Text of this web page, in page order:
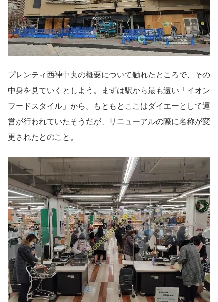
プレンティ西神中央の概要について触れたところで、その
中身を見ていくとしよう。まずは駅から最も遠い「イオン
フードスタイル」から。もともとここはダイエーとして運
営が行われていたそうだが、リニューアルの際に名称が変
更されたとのこと。